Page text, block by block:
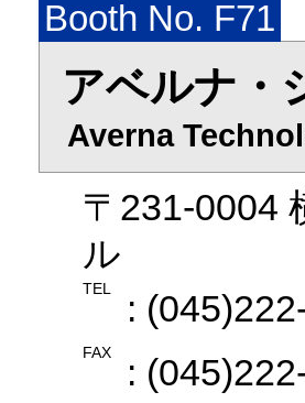
Booth No. F71
アベルナ・
Averna
〒231-0004
ル
TEL :
FAX :